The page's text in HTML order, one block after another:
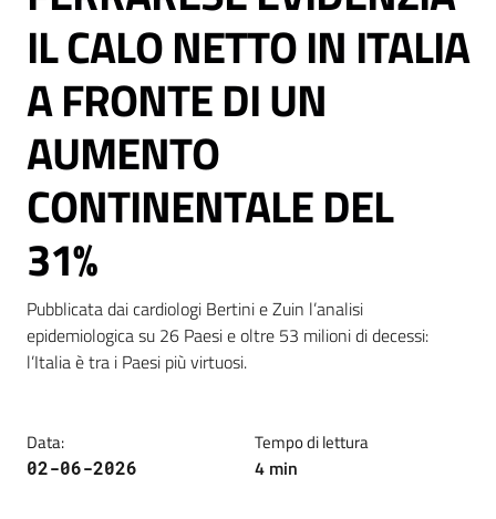
C
a
r
t
a
d
e
i
S
r
v
i
IL CALO NETTO IN ITALIA
A FRONTE DI UN
AUMENTO
CONTINENTALE DEL
31%
Pubblicata dai cardiologi Bertini e Zuin l’analisi
epidemiologica su 26 Paesi e oltre 53 milioni di decessi:
l’Italia è tra i Paesi più virtuosi.
Data:
02-06-2026
Tempo di lettura
4 min